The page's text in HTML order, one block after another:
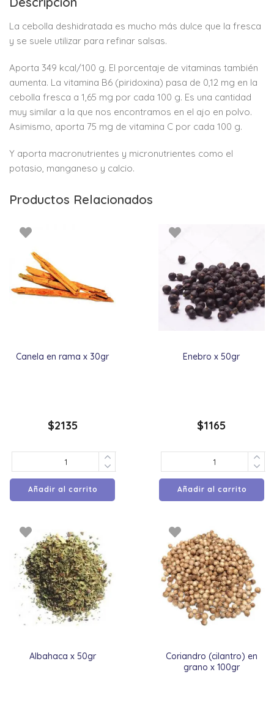
La cebolla deshidratada es mucho más dulce que la fresca
y se suele utilizar para refinar salsas.
Aporta 349 kcal/100 g. El porcentaje de vitaminas también
aumenta. La vitamina B6 (piridoxina) pasa de 0,12 mg en la
cebolla fresca a 1,65 mg por cada 100 g. Es una cantidad
muy similar a la que nos encontramos en el ajo en polvo.
Asimismo, aporta 75 mg de vitamina C por cada 100 g.
Y aporta macronutrientes y micronutrientes como el
potasio, manganeso y calcio.
Productos Relacionados
Canela en rama x 30gr
$2135
Añadir al carrito
Enebro x 50gr
$1165
Añadir al carrito
Albahaca x 50gr
Coriandro (cilantro) en
grano x 100gr